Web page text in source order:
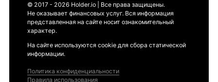
© 2017 - 2026 Holder.io | Все права защищены.
Не оказывает финансовых услуг. Вся информация
представленная на сайте носит ознакомительный
характер.
На сайте используются cookie для сбора статической
информации.
Политика конфиденциальности
Правила использования